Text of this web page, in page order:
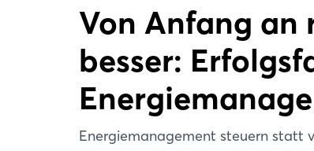
Von Anfang
besser:
Energiemanagement steuern statt